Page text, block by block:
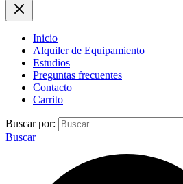
Inicio
Alquiler de Equipamiento
Estudios
Preguntas frecuentes
Contacto
Carrito
Buscar por:
Buscar